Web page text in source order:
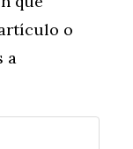
o
a